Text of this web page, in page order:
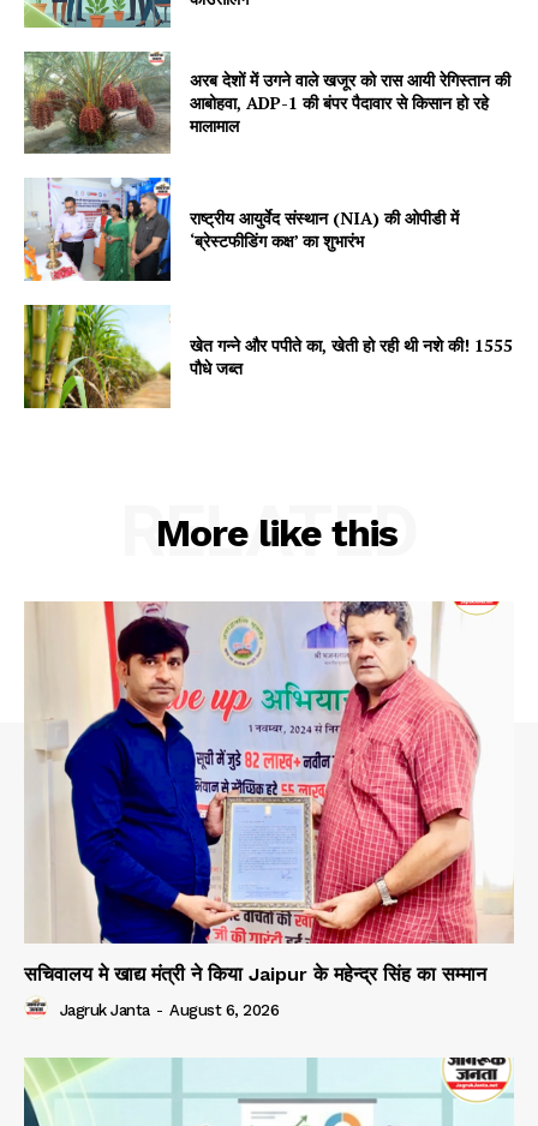
SUBSCRIBE NOW
Company
About
Contact us
Subscription Plans
My account
अरब देशों में उगने वाले खजूर को रास आयी रेगिस्तान की
आबोहवा, ADP-1 की बंपर पैदावार से किसान हो रहे
मालामाल
राष्ट्रीय आयुर्वेद संस्थान (NIA) की ओपीडी में
‘ब्रेस्टफीडिंग कक्ष’ का शुभारंभ
खेत गन्ने और पपीते का, खेती हो रही थी नशे की! 1555
पौधे जब्त
More like this
RELATED
सचिवालय मे खाद्य मंत्री ने किया Jaipur के महेन्द्र सिंह का सम्मान
Jagruk Janta - August 6, 2026